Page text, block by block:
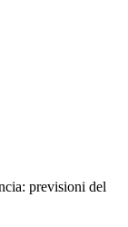
previsioni del